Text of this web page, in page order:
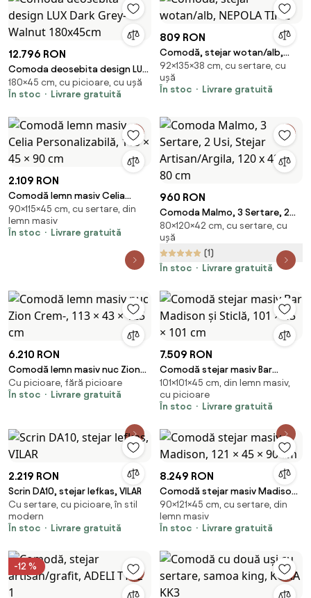
12.796 RON
Comoda deosebita design LUX
Dark Grey-Walnut 180x45cm
180×45 cm, cu picioare, cu ușă
În stoc
Livrare gratuită
809 RON
Comodă, stejar wotan/alb,
NEPOLA TIP 2
92×135×38 cm, cu sertare, cu
ușă
În stoc
Livrare gratuită
2.109 RON
Comodă lemn masiv Celia
Personalizabilă, 115 × 45 × 90 cm
90×115×45 cm, cu sertare, din
lemn masiv
În stoc
Livrare gratuită
960 RON
Comoda Malmo, 3 Sertare, 2
Usi, Stejar Artisan/Argila, 120 x
42 x 80 cm
80×120×42 cm, cu sertare, cu
ușă
(1)
În stoc
Livrare gratuită
6.210 RON
Comodă lemn masiv nuc Zion
Crem-, 113 × 43 × 125 cm
Cu picioare, fără picioare
În stoc
Livrare gratuită
7.509 RON
Comodă stejar masiv Bar
Madison și Sticlă, 101 × 45 × 101
cm
101×101×45 cm, din lemn masiv,
cu picioare
În stoc
Livrare gratuită
2.219 RON
Scrin DA10, stejar lefkas, VILAR
Cu sertare, cu picioare, în stil
modern
În stoc
Livrare gratuită
8.249 RON
Comodă stejar masiv Madison,
121 × 45 × 90 cm
90×121×45 cm, cu sertare, din
lemn masiv
În stoc
Livrare gratuită
-12 %